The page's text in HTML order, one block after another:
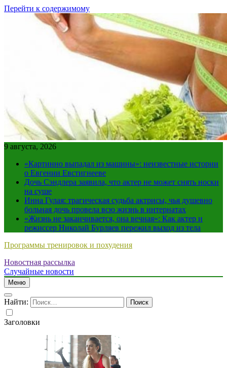
Перейти к содержимому
9 августа, 2026
«Картинно выпадал из машины»: неизвестные истории
о Евгении Евстигнееве
Дочь Сэндлера заявила, что актер не может снять носки
на суше
Инна Гулая: трагическая судьба актрисы, чья душевно
больная дочь провела всю жизнь в интернатах
«Жизнь не заканчивается, она вечная»: Как актер и
режиссер Николай Бурляев пережил выход из тела
Программы тренировок и похудения
Новостная рассылка
Случайные новости
Меню
Найти:
Заголовки